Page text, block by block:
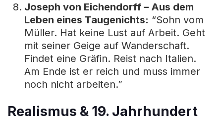
Joseph von Eichendorff – Aus dem
Leben eines Taugenichts: “Sohn vom
Müller. Hat keine Lust auf Arbeit. Geht
mit seiner Geige auf Wanderschaft.
Findet eine Gräfin. Reist nach Italien.
Am Ende ist er reich und muss immer
noch nicht arbeiten.”
Realismus & 19. Jahrhundert